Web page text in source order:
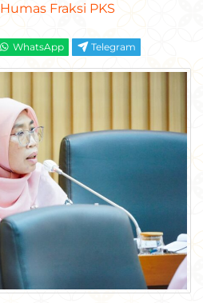
Humas Fraksi PKS
WhatsApp Telegram